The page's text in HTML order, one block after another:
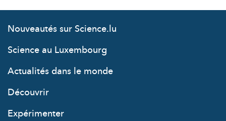
Nouveautés sur Science.lu
Science au Luxembourg
Actualités dans le monde
Découvrir
Expérimenter